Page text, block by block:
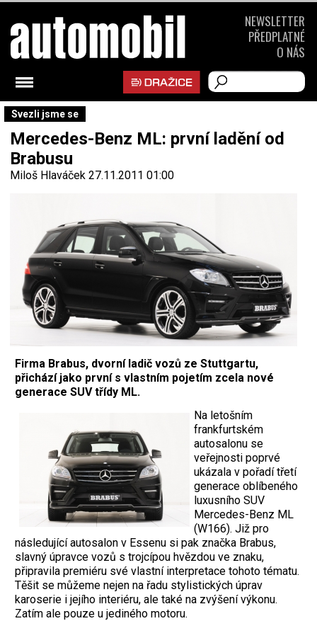
Svezli jsme se
Mercedes-Benz ML: první ladění od
Brabusu
Miloš Hlaváček 27.11.2011 01:00
Firma Brabus, dvorní ladič vozů ze Stuttgartu,
přichází jako první s vlastním pojetím zcela nové
generace SUV třídy ML.
Na letošním
frankfurtském
autosalonu se
veřejnosti poprvé
ukázala v pořadí třetí
generace oblíbeného
luxusního SUV
Mercedes-Benz ML
(W166). Již pro
následující autosalon v Essenu si pak značka Brabus,
slavný úpravce vozů s trojcípou hvězdou ve znaku,
připravila premiéru své vlastní interpretace tohoto tématu.
Těšit se můžeme nejen na řadu stylistických úprav
karoserie i jejího interiéru, ale také na zvýšení výkonu.
Zatím ale pouze u jediného motoru.
NEWSLETTER
PŘEDPLATNÉ
O NÁS